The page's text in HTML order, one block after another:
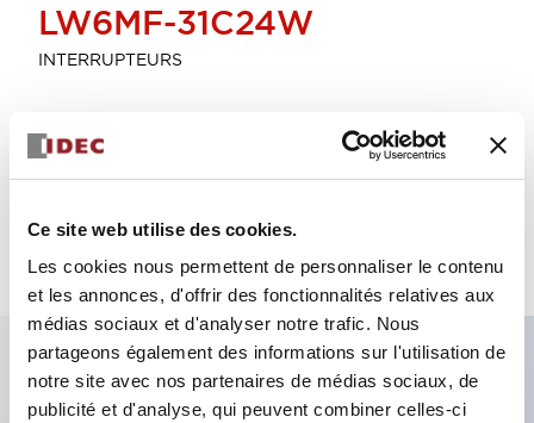
Ce site web utilise des cookies.
Les cookies nous permettent de personnaliser le contenu
et les annonces, d'offrir des fonctionnalités relatives aux
médias sociaux et d'analyser notre trafic. Nous
partageons également des informations sur l'utilisation de
notre site avec nos partenaires de médias sociaux, de
publicité et d'analyse, qui peuvent combiner celles-ci
LW6MF-31C24W
INTERRUPTEURS
Sélectionner la quantité
Caractéristiques clés